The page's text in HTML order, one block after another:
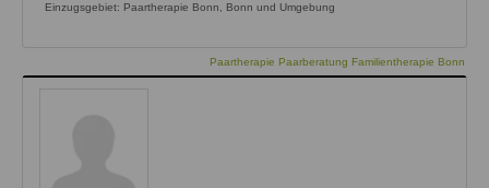
Einzugsgebiet: Paartherapie Bonn, Bonn und Umgebung
Paartherapie Paarberatung Familientherapie Bonn